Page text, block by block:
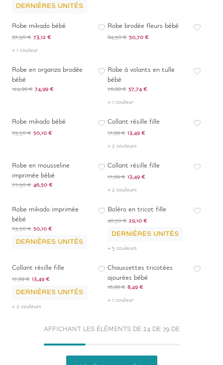
DERNIÈRES UNITÉS
-25%
Robe mikado bébé
97,50 € 73,12 €
+ 1 couleur
Robe brodée fleurs bébé
84,50 € 50,70 €
-40%
Robe en organza brodée
bébé
124,99 € 74,99 €
Robe à volants en tulle
bébé
76,99 € 57,74 €
+ 1 couleur
Robe mikado bébé
83,50 € 50,10 €
-25%
Collant résille fille
17,99 € 13,49 €
+ 2 couleurs
Robe en mousseline
imprimée bébé
77,50 € 46,50 €
-25%
Collant résille fille
17,99 € 13,49 €
+ 2 couleurs
Robe mikado imprimée
bébé
83,50 € 50,10 €
DERNIÈRES UNITÉS
-40%
Boléro en tricot fille
48,50 € 29,10 €
DERNIÈRES UNITÉS
+ 5 couleurs
Collant résille fille
17,99 € 13,49 €
DERNIÈRES UNITÉS
+ 2 couleurs
-50%
Chaussettes tricotées
ajourées bébé
16,99 € 8,49 €
+ 1 couleur
AFFICHANT LES ÉLÉMENTS DE 24 DE 79 DE